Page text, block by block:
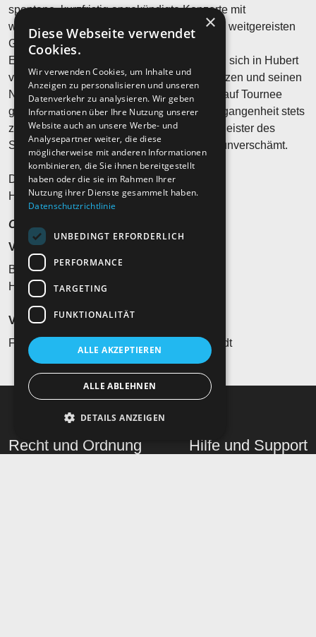
spontane, kurzfristig angekündigte Konzerte mit
wechselnden Besetzungen und vielen, teils weitgereisten
Gästen.
Einige dieser Unberechenbarkeiten werden sich in Hubert
von Goisern kommendem Programm fortsetzen und seinen
Niederschlag finden, wenn er 2027 wieder auf Tournee
geht. Hubert von Goisern wusste in der Vergangenheit stets
zu überraschen und war schon immer ein Meister des
Stilbruchs. Manchmal fließend, manchmal unverschämt.
Die Vergänglichkeit ist eine Konstante.
Heast as nit, wia die Zeit vergeht…?
Ohren auf und hinhören!
Veranstaltungsort
Braustadtfest
Hauptplatz Freistadt, 4240 AT - Freistadt
Veranstalter*in
Freistädter Bierkultur - Verein, 4240 Freistadt
Recht und Ordnung Hilfe und Support
×
Diese Webseite verwendet
Cookies.
Wir verwenden Cookies, um Inhalte und
Anzeigen zu personalisieren und unseren
Datenverkehr zu analysieren. Wir geben
Informationen über Ihre Nutzung unserer
Website auch an unsere Werbe- und
Analysepartner weiter, die diese
möglicherweise mit anderen Informationen
kombinieren, die Sie ihnen bereitgestellt
haben oder die sie im Rahmen Ihrer
Nutzung ihrer Dienste gesammelt haben.
Datenschutzrichtlinie
UNBEDINGT ERFORDERLICH
PERFORMANCE
TARGETING
FUNKTIONALITÄT
ALLE AKZEPTIEREN
ALLE ABLEHNEN
DETAILS ANZEIGEN